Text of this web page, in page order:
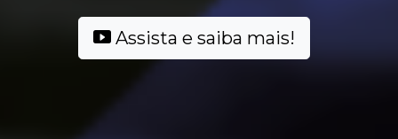
Assista e saiba mais!